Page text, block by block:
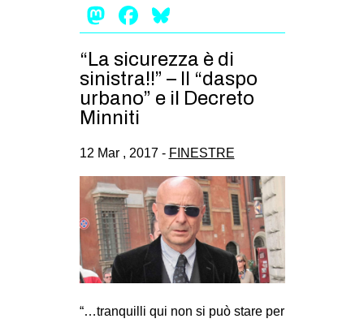
Mastodon
Facebook
“La sicurezza è di
sinistra!!” – Il “daspo
urbano” e il Decreto
Minniti
12 Mar , 2017 - FINESTRE
“…tranquilli qui non si può stare per